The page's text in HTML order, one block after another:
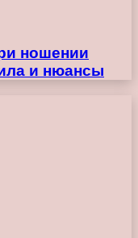
ношении
и нюансы